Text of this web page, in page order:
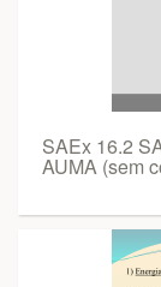
SAEx 16.2
AUMA (sem